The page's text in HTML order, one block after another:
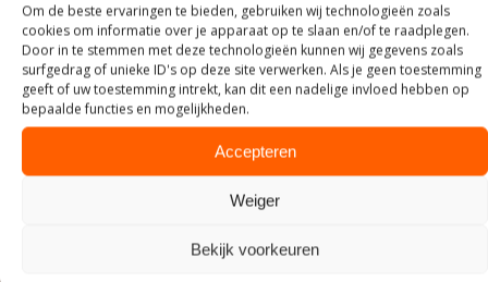
Om de beste ervaringen te bieden, gebruiken wij technologieën zoals
cookies om informatie over je apparaat op te slaan en/of te raadplegen.
Door in te stemmen met deze technologieën kunnen wij gegevens zoals
surfgedrag of unieke ID's op deze site verwerken. Als je geen toestemming
geeft of uw toestemming intrekt, kan dit een nadelige invloed hebben op
bepaalde functies en mogelijkheden.
Accepteren
Weiger
Bekijk voorkeuren